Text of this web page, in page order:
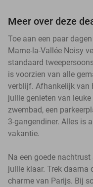
Meer over deze
Toe aan een paar
Marne-la-Vallée Noisy
standaard
is voorzien van alle
verblijf. Afhankelijk van
jullie genieten van
zwembad, een
3-gangendiner. Alles is
vakantie.
Na een goede
jullie klaar. Trek daarna
charme van Parijs. Bij